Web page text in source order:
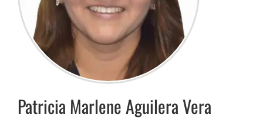
Patricia MarleneAguilera Vera